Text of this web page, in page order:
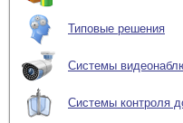
Типовые решения
Системы
Системы контроля